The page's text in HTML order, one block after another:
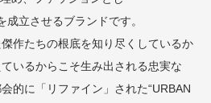
成立させるブランドです。
作たちの根底を知り尽くしているか
いるからこそ生み出される忠実な
的に「リファイン」された“URBAN